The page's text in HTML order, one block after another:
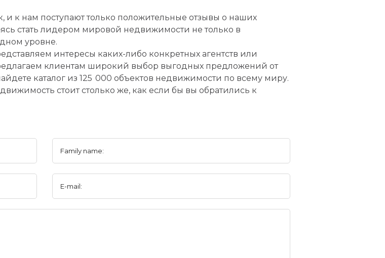
и к нам поступают только положительные отзывы о наших
стать лидером мировой недвижимости не только в
уровне.
интересы каких-либо конкретных агентств или
клиентам широкий выбор выгодных предложений от
каталог из 125 000 объектов недвижимости по всему миру.
стоит столько же, как если бы вы обратились к
Family name:
E-mail: